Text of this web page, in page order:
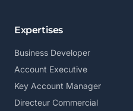
Expertises
Business Developer
Account Executive
Key Account Manager
Directeur Commercial